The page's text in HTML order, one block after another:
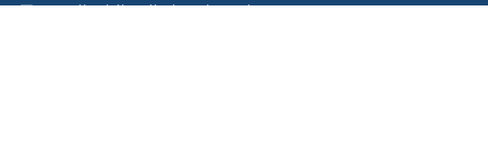
Zespół Szkół Ogólnokształcących nr 9